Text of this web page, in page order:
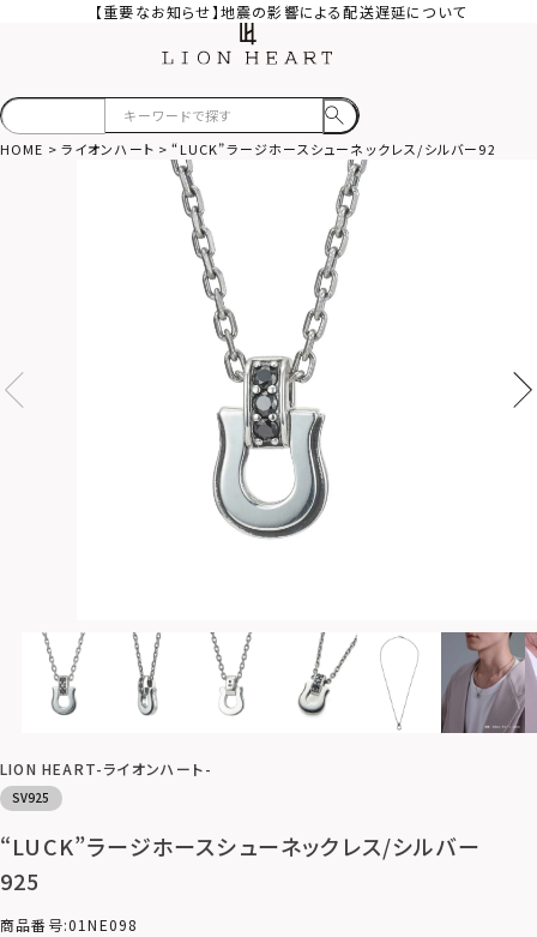
【重要なお知らせ】地震の影響による配送遅延について
HOME ライオンハート “LUCK”ラージホースシューネックレス/シルバー925
LION HEART-ライオンハート-
SV925
“LUCK”ラージホースシューネックレス/シルバー
925
商品番号 01NE098